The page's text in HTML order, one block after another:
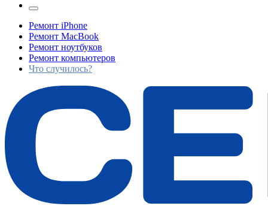
Ремонт iPhone
Ремонт MacBook
Ремонт ноутбуков
Ремонт компьютеров
Что случилось?